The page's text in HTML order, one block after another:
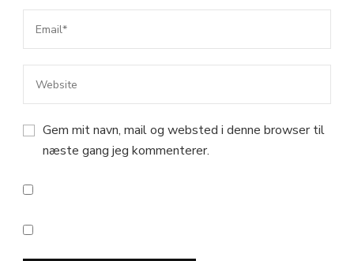
Gem mit navn, mail og websted i denne browser til
næste gang jeg kommenterer.